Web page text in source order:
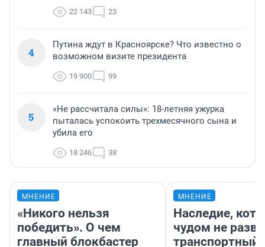
22 143 23
4
Путина ждут в Красноярске? Что известно о
возможном визите президента
19 900 99
5
«Не рассчитала силы»: 18-летняя ужурка
пыталась успокоить трехмесячного сына и
убила его
18 246 38
МНЕНИЕ
«Никого нельзя
победить». О чем
главный блокбастер
МНЕНИЕ
Наследие,
чудом не
транспортный